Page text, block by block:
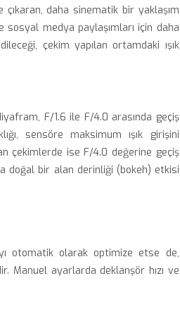
daha sinematik bir yaklaşım
medya paylaşımları için daha
çekim yapılan ortamdaki ışık
F/1.6 ile F/4.0 arasında geçiş
sensöre maksimum ışık girişini
çekimlerde ise F/4.0 değerine geçiş
doğal bir alan derinliği (bokeh) etkisi
otomatik olarak optimize etse de,
Manuel ayarlarda deklanşör hızı ve